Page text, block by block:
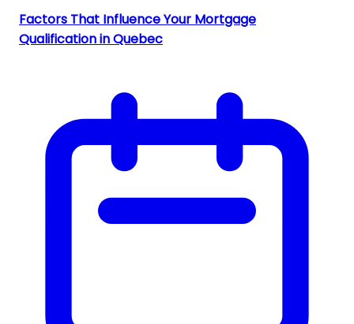
Factors That Influence Your Mortgage
Qualification in Quebec